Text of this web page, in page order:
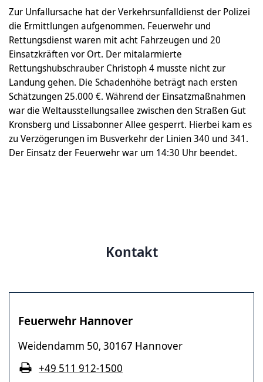
Zur Unfallursache hat der Verkehrsunfalldienst der Polizei
die Ermittlungen aufgenommen. Feuerwehr und
Rettungsdienst waren mit acht Fahrzeugen und 20
Einsatzkräften vor Ort. Der mitalarmierte
Rettungshubschrauber Christoph 4 musste nicht zur
Landung gehen. Die Schadenhöhe beträgt nach ersten
Schätzungen 25.000 €. Während der Einsatzmaßnahmen
war die Weltausstellungsallee zwischen den Straßen Gut
Kronsberg und Lissabonner Allee gesperrt. Hierbei kam es
zu Verzögerungen im Busverkehr der Linien 340 und 341.
Der Einsatz der Feuerwehr war um 14:30 Uhr beendet.
Kontakt
Feuerwehr Hannover
Weidendamm 50, 30167 Hannover
+49 511 912-1500